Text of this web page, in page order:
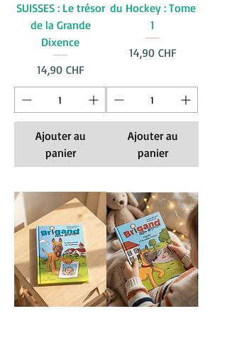
SUISSES : Le trésor
de la Grande
Dixence
Prix
14,90 CHF
Ajouter au
panier
du Hockey : Tome
1
Prix
14,90 CHF
Ajouter au
panier